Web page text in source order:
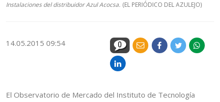
Instalaciones del distribuidor Azul Acocsa. (EL PERIÓDICO DEL AZULEJO)
14.05.2015 09:54 0
El Observatorio de Mercado del Instituto de Tecnología